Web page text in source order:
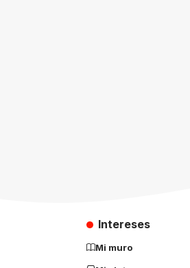
Intereses
Mi muro